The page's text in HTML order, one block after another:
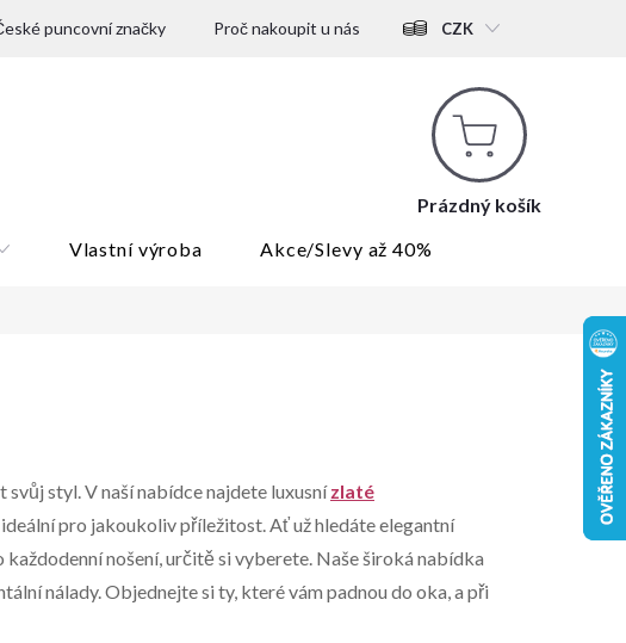
puncovní značky Proč nakoupit u nás CZK
Nákupní
košík
Prázdný košík
Vlastní výroba Akce/Slevy až 40%
styl. V naší nabídce najdete luxusnízlaté
ideální pro jakoukoliv příležitost. Ať už hledáte elegantní
nošení, určitě si vyberete. Naše široká nabídka
nálady. Objednejte si ty, které vám padnou do oka, a při